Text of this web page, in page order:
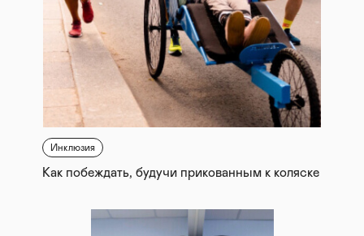
Инклюзия
Как побеждать, будучи прикованным к коляске